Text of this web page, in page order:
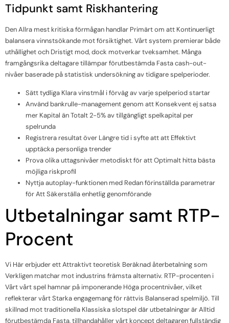
Tidpunkt samt Riskhantering
Den Allra mest kritiska förmågan handlar Primärt om att Kontinuerligt
balansera vinnstsökande mot försiktighet. Vårt system premierar både
uthållighet och Dristigt mod, dock motverkar tveksamhet. Många
framgångsrika deltagare tillämpar förutbestämda Fasta cash-out-
nivåer baserade på statistisk undersökning av tidigare spelperioder.
Sätt tydliga Klara vinstmål i förväg av varje spelperiod startar
Använd bankrulle-management genom att Konsekvent ej satsa
mer Kapital än Totalt 2-5% av tillgängligt spelkapital per
spelrunda
Registrera resultat över Längre tid i syfte att att Effektivt
upptäcka personliga trender
Prova olika uttagsnivåer metodiskt för att Optimalt hitta bästa
möjliga riskprofil
Nyttja autoplay-funktionen med Redan förinställda parametrar
för Att Säkerställa enhetlig genomförande
Utbetalningar samt RTP-
Procent
Vi Här erbjuder ett Attraktivt teoretisk Beräknad återbetalning som
Verkligen matchar mot industrins främsta alternativ. RTP-procenten i
Vårt vårt spel hamnar på imponerande Höga procentnivåer, vilket
reflekterar vårt Starka engagemang för rättvis Balanserad spelmiljö. Till
skillnad mot traditionella Klassiska slotspel där utbetalningar är Alltid
förutbestämda Fasta, tillhandahåller vårt koncept deltagaren fullständig